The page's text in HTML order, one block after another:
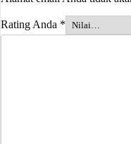
Rating Anda *